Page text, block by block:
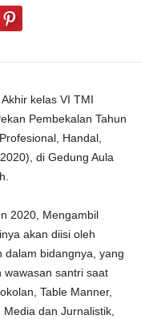
kelas VI TMI
Pembekalan Tahun
Handal,
di Gedung Aula
2020, Mengambil
akan diisi oleh
dalam bidangnya, yang
wawasan santri saat
Table Manner,
dan Jurnalistik,